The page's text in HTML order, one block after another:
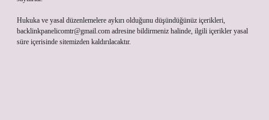
Hukuka ve yasal düzenlemelere aykırı olduğunu düşündüğünüz içerikleri,
backlinkpanelicomtr@gmail.com adresine bildirmeniz halinde, ilgili içerikler yasal
süre içerisinde sitemizden kaldırılacaktır.